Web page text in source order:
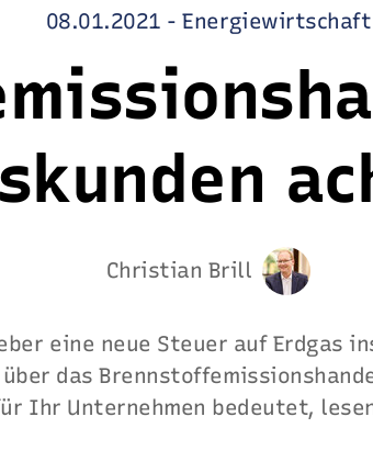
08.01.2021 -Energiewirtschaft
Christian Brill
eine neue Steuer auf Erdgas
das
Ihr Unternehmen bedeutet,